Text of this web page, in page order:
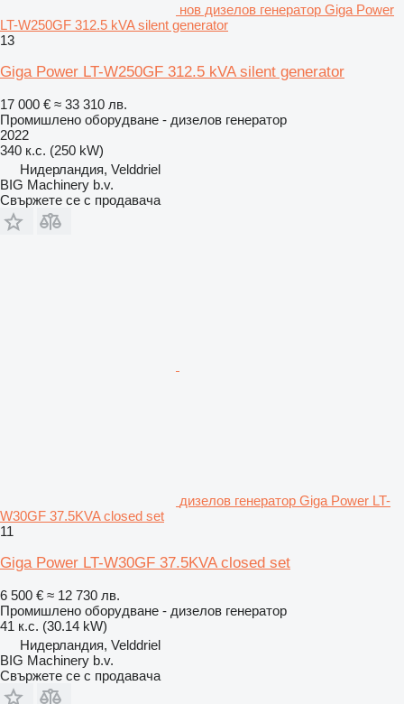
нов дизелов генератор Giga Power
LT-W250GF 312.5 kVA silent generator
13
Giga Power LT-W250GF 312.5 kVA silent generator
17 000 € ≈ 33 310 лв.
Промишлено оборудване - дизелов генератор
2022
340 к.с. (250 kW)
Нидерландия, Velddriel
BIG Machinery b.v.
Свържете се с продавача
дизелов генератор Giga Power LT-
W30GF 37.5KVA closed set
11
Giga Power LT-W30GF 37.5KVA closed set
6 500 € ≈ 12 730 лв.
Промишлено оборудване - дизелов генератор
41 к.с. (30.14 kW)
Нидерландия, Velddriel
BIG Machinery b.v.
Свържете се с продавача